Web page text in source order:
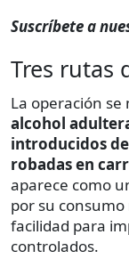
Suscríbete a
Tres rutas
La operación
alcohol
introducidos
robadas en
aparece como
por su
facilidad para
controlados.